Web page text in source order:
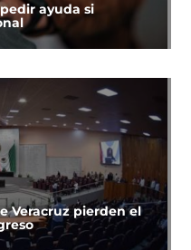
ayuda si
Veracruz pierden el